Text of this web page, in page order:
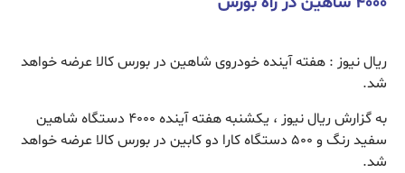
ریال نیوز : هفته آینده خودروی شاهین در بورس کالا عرضه خواهد
شد.
‌به گزارش ریال نیوز ، یکشنبه هفته آینده ۴۰۰۰ دستگاه شاهین
سفید رنگ و ۵۰۰ دستگاه کارا دو کابین در بورس کالا عرضه خواهد
شد.